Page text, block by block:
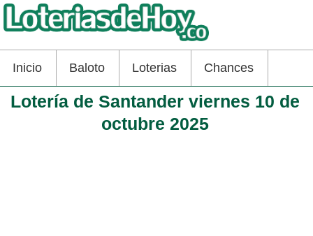
Inicio Baloto Loterias Chances
Lotería de Santander viernes 10 de
octubre 2025